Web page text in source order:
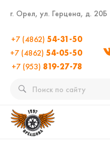
г. Орел, ул. Герцена, д. 20Б
+7 (4862) 54-31-50
+7 (4862) 54-05-50
+7 (953) 819-27-78